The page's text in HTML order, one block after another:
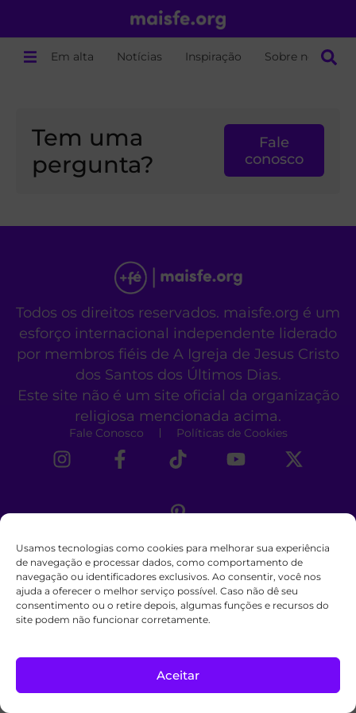
Usamos tecnologias como cookies para melhorar sua experiência
de navegação e processar dados, como comportamento de
navegação ou identificadores exclusivos. Ao consentir, você nos
ajuda a oferecer o melhor serviço possível. Caso não dê seu
consentimento ou o retire depois, algumas funções e recursos do
site podem não funcionar corretamente.
Aceitar
Em alta Notícias Inspiração Sobre nós
Tem uma
pergunta?
Fale
conosco
Todos os direitos reservados. maisfe.org é um
esforço internacional independente liderado
por membros fiéis de A Igreja de Jesus Cristo
dos Santos dos Últimos Dias.
Este site não é um site oficial da organização
religiosa mencionada acima.
Fale Conosco Políticas de Cookies